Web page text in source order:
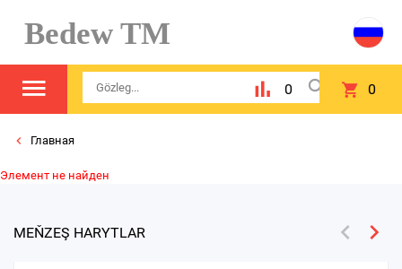
Bedew TM
0 0
Главная
Элемент не найден
MEŇZEŞ HARYTLAR